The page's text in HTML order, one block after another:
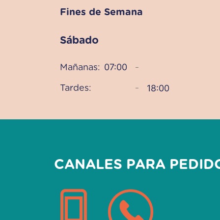
Fines de Semana
Sábado
Mañanas: 07:00 –
Tardes: – 18:00
CANALES PARA